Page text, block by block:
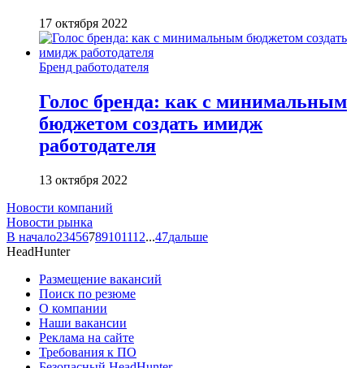
17 октября 2022
Бренд работодателя
Голос бренда: как с минимальным
бюджетом создать имидж
работодателя
13 октября 2022
Новости компаний
Новости рынка
В начало23456789101112...47дальше
HeadHunter
Размещение вакансий
Поиск по резюме
О компании
Наши вакансии
Реклама на сайте
Требования к ПО